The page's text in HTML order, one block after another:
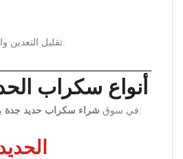
تقليل التعدين واستهلاك الموارد الطبيعية.
أنواع سكراب
في سوق شراء سكراب حديد جدة يتم التعامل مع عدة أنواع:
1.